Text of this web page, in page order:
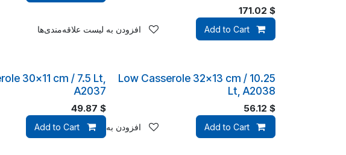
$
171.02
Add to Cart افزودن به لیست علاقه‌مندی‌ها
Low Casserole 32x13 cm / 10.25
Lt, A2038
$
56.12
Add to Cart افزودن به لیست علاقه‌مندی‌ها
30x11 cm / 7.5 Lt,
A2037
$
49.87
Add to Cart